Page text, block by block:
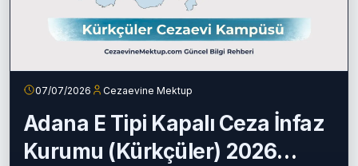
07/07/2026 Cezaevine Mektup
Adana E Tipi Kapalı Ceza İnfaz
Kurumu (Kürkçüler) 2026